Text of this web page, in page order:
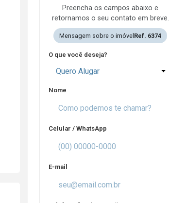
Preencha os campos abaixo e
retornamos o seu contato em breve.
Mensagem sobre o imóvel Ref. 6374
O que você deseja?
Quero Alugar
Nome
Celular / WhatsApp
E-mail